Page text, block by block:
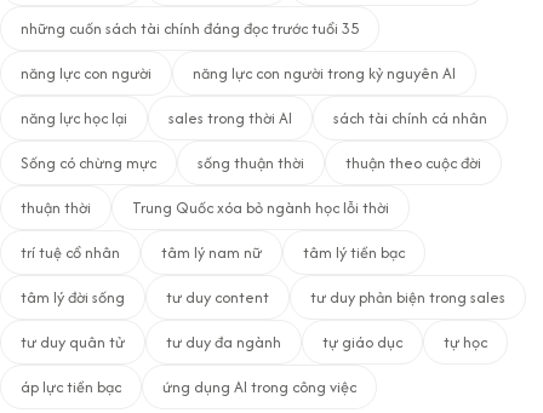
những cuốn sách tài chính đáng đọc trước tuổi 35
năng lực con người
năng lực con người trong kỷ nguyên AI
năng lực học lại
sales trong thời AI
sách tài chính cá nhân
Sống có chừng mực
sống thuận thời
thuận theo cuộc đời
thuận thời
Trung Quốc xóa bỏ ngành học lỗi thời
trí tuệ cổ nhân
tâm lý nam nữ
tâm lý tiền bạc
tâm lý đời sống
tư duy content
tư duy phản biện trong sales
tư duy quân tử
tư duy đa ngành tự giáo dục
tự học
áp lực tiền bạc
ứng dụng AI trong công việc